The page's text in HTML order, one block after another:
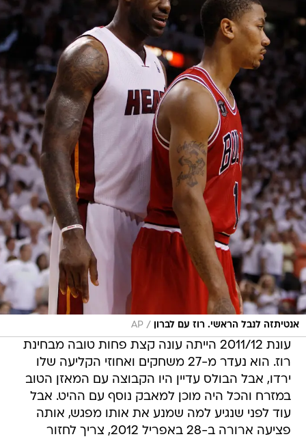
אנטיתזה לנבל הראשי. רוז עם לברון /
AP
עונת 2011/12 הייתה עונה קצת פחות טובה מבחינת
רוז. הוא נעדר מ-27 משחקים ואחוזי הקליעה שלו
ירדו, אבל הבולס עדיין היו הקבוצה עם המאזן הטוב
במזרח והכל היה מוכן למאבק נוסף עם ההיט. אבל
עוד לפני שנגיע למה שמנע את אותו מפגש, אותה
פציעה ארורה ב-28 באפריל 2012, צריך לחזור